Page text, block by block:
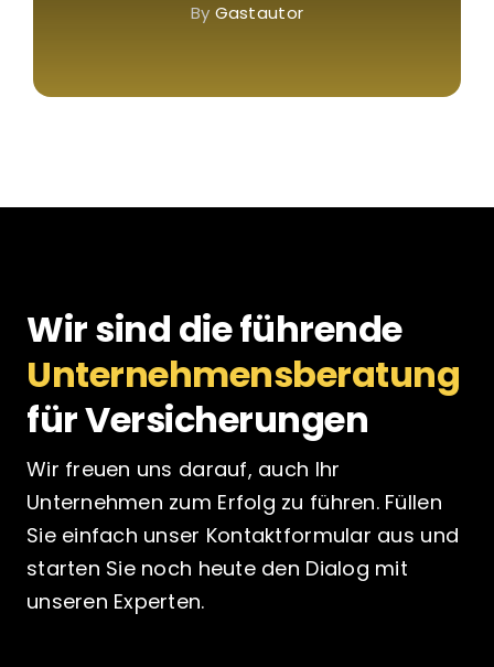
By Gastautor
Wir sind die führende
Unternehmensberatung
für Versicherungen
Wir freuen uns darauf, auch Ihr
Unternehmen zum Erfolg zu führen. Füllen
Sie einfach unser Kontaktformular aus und
starten Sie noch heute den Dialog mit
unseren Experten.